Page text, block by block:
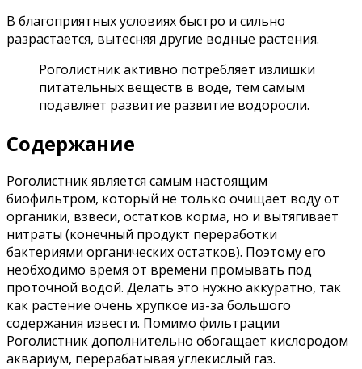
В благоприятных условиях быстро и сильно
разрастается, вытесняя другие водные растения.
Роголистник активно потребляет излишки
питательных веществ в воде, тем самым
подавляет развитие развитие водоросли.
Содержание
Роголистник является самым настоящим
биофильтром, который не только очищает воду от
органики, взвеси, остатков корма, но и вытягивает
нитраты (конечный продукт переработки
бактериями органических остатков). Поэтому его
необходимо время от времени промывать под
проточной водой. Делать это нужно аккуратно, так
как растение очень хрупкое из-за большого
содержания извести. Помимо фильтрации
Роголистник дополнительно обогащает кислородом
аквариум, перерабатывая углекислый газ.